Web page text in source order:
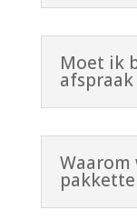
Moet ik
afspraak
Waarom